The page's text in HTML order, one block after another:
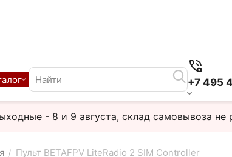
+7 495
- 8 и 9 августа, склад самовывоза не
/ Пульт BETAFPV LiteRadio 2 SIM Controller